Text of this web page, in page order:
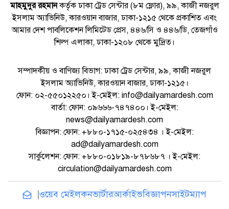
মাহমুদুর রহমানকর্তৃক ঢাকা ট্রেড সেন্টার (৮ম ফ্লোর), ৯৯, কাজী নজরুল
ইসলাম অ্যাভিনিউ, কারওয়ান বাজার, ঢাকা-১২১৫ থেকে প্রকাশিত এবং
আমার দেশ পাবলিকেশন লিমিটেড প্রেস, ৪৪৬/সি ও ৪৪৬/ডি, তেজগাঁও
শিল্প এলাকা, ঢাকা-১২০৮ থেকে মুদ্রিত।
সম্পাদকীয় ও বাণিজ্য বিভাগ: ঢাকা ট্রেড সেন্টার, ৯৯, কাজী নজরুল
ইসলাম অ্যাভিনিউ, কারওয়ান বাজার, ঢাকা-১২১৫।
ফোন: ০২-৫৫০১২২৫০। ই-মেইল: info@dailyamardesh.com
বার্তা: ফোন: ০৯৬৬৬-৭৪৭৪০০। ই-মেইল:
news@dailyamardesh.com
বিজ্ঞাপন: ফোন: +৮৮০-১৭১৫-০২৫৪৩৪ । ই-মেইল:
ad@dailyamardesh.com
সার্কুলেশন: ফোন: +৮৮০-০১৮১৯-৮৭৮৬৮৭ । ই-মেইল:
circulation@dailyamardesh.com
ওয়েব মেইলকনভার্টারআর্কাইভবিজ্ঞাপনসাইটম্যাপ